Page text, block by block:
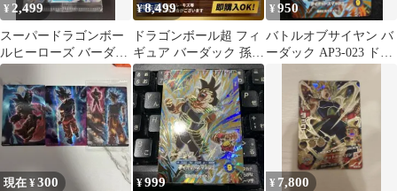
¥ 2,499
スーパードラゴンボー
ルヒーローズ バーダッ
ク BM10-071
¥8,499
ドラゴンボール超 フィ
ギュア バーダック 孫悟
空 とよたろう 2種セッ
ト
¥950
バトルオブサイヤン バ
ーダック AP3-023 ドラ
イバーズ
現在 ¥300 ¥999 ¥ 7,800